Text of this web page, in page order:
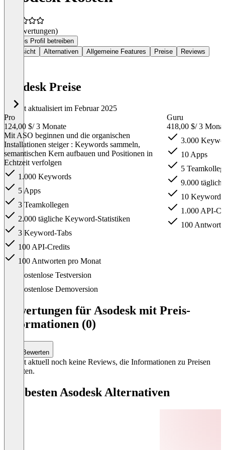
(0 Bewertungen)
Dieses Profil betreiben
Übersicht
Alternativen Allgemeine Features Preise Reviews
Asodesk Preise
Zuletzt aktualisiert im Februar 2025
Pro
124,00 $/ 3 Monate
Mit ASO beginnen und die organischen
Installationen steiger : Keywords sammeln,
semantischen Kern aufbauen und Positionen in
Echtzeit verfolgen
1.000 Keywords
5 Apps
3 Teamkollegen
2.000 tägliche Keyword-Statistiken
3 Keyword-Tabs
100 API-Credits
100 Antworten pro Monat
Guru
418,00 $/ 3
3.000
10 Apps
5
9.000
10 Keyword-
1.000 API-
100
Kostenlose Testversion
Kostenlose Demoversion
Bewertungen für Asodesk mit Preis-
Informationen (0)
Bewerten
Es gibt aktuell noch keine Reviews, die Informationen zu Preisen
enthalten.
Die besten Asodesk Alternativen